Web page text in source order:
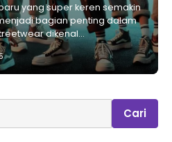
yang super keren semakin
bagian penting dalam
dikenal…
Cari